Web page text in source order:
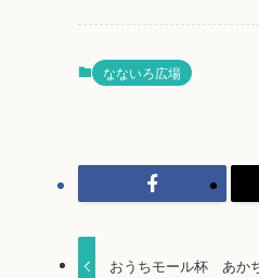
なないろ広場
おうちモール杯 あか